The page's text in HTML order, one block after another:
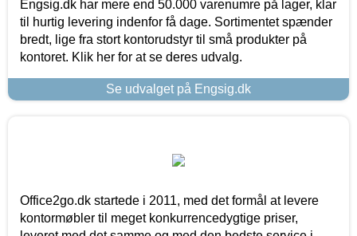
Engsig.dk har mere end 50.000 varenumre på lager, klar
til hurtig levering indenfor få dage. Sortimentet spænder
bredt, lige fra stort kontorudstyr til små produkter på
kontoret. Klik her for at se deres udvalg.
Se udvalget på Engsig.dk
Office2go.dk startede i 2011, med det formål at levere
kontormøbler til meget konkurrencedygtige priser,